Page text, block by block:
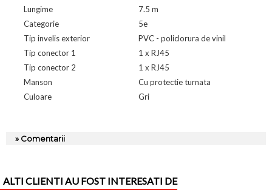
Lungime
7.5 m
Categorie
5e
Tip invelis exterior
PVC - policlorura de vinil
Tip conector 1
1 x RJ45
Tip conector 2
1 x RJ45
Manson
Cu protectie turnata
Culoare
Gri
» Comentarii
ALTI CLIENTI AU FOST INTERESATI DE